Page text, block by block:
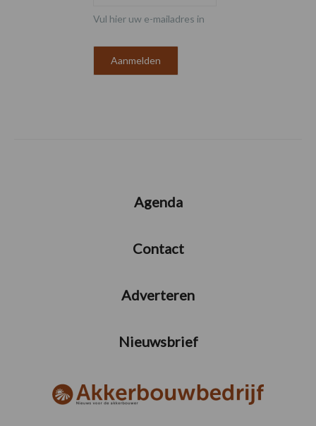
Vul hier uw e-mailadres in
Agenda
Contact
Adverteren
Nieuwsbrief